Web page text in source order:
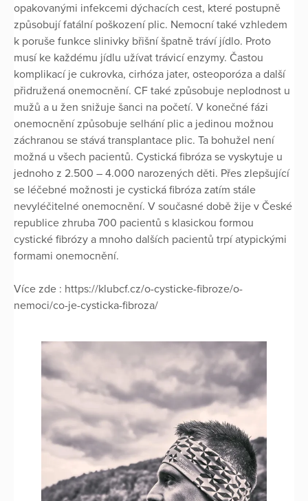
opakovanými infekcemi dýchacích cest, které postupně
způsobují fatální poškození plic. Nemocní také vzhledem
k poruše funkce slinivky břišní špatně tráví jídlo. Proto
musí ke každému jídlu užívat trávicí enzymy. Častou
komplikací je cukrovka, cirhóza jater, osteoporóza a další
přidružená onemocnění. CF také způsobuje neplodnost u
mužů a u žen snižuje šanci na početí. V konečné fázi
onemocnění způsobuje selhání plic a jedinou možnou
záchranou se stává transplantace plic. Ta bohužel není
možná u všech pacientů. Cystická fibróza se vyskytuje u
jednoho z 2.500 – 4.000 narozených děti. Přes zlepšující
se léčebné možnosti je cystická fibróza zatím stále
nevyléčitelné onemocnění. V současné době žije v České
republice zhruba 700 pacientů s klasickou formou
cystické fibrózy a mnoho dalších pacientů trpí atypickými
formami onemocnění.
Více zde : https://klubcf.cz/o-cysticke-fibroze/o-
nemoci/co-je-cysticka-fibroza/